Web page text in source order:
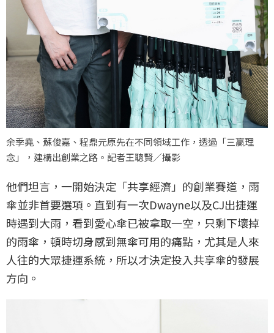
余季堯、蘇俊嘉、程鼎元原先在不同領域工作，透過「三贏理
念」，建構出創業之路。記者王聰賢／攝影
他們坦言，一開始決定「共享經濟」的創業賽道，雨
傘並非首要選項。直到有一次Dwayne以及CJ出捷運
時遇到大雨，看到愛心傘已被拿取一空，只剩下壞掉
的雨傘，頓時切身感到無傘可用的痛點，尤其是人來
人往的大眾捷運系統，所以才決定投入共享傘的發展
方向。